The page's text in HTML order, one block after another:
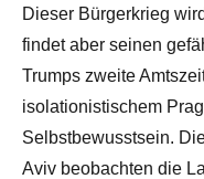
Dieser Bürgerkrieg
findet aber seinen
Trumps zweite
isolationistischem
Selbstbewusstsein.
Aviv beobachten die